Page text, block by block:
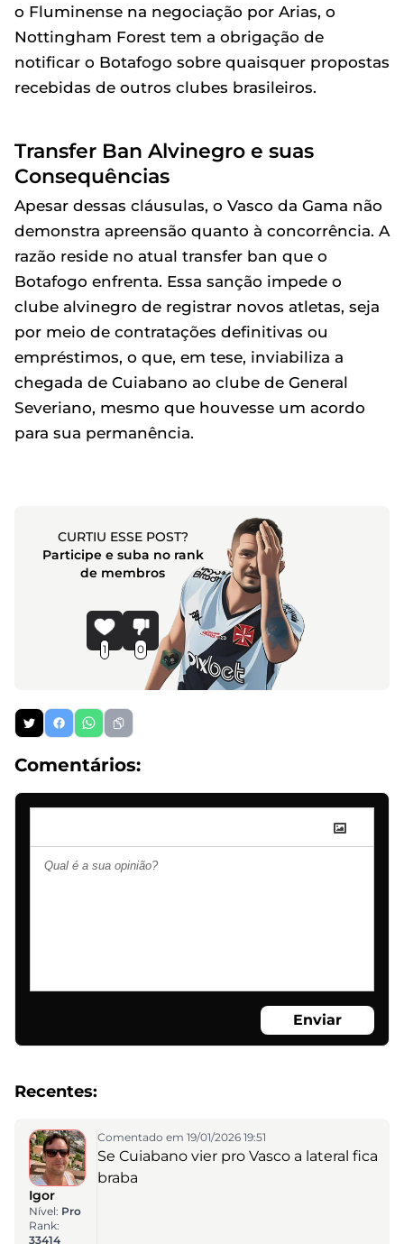
o Fluminense na negociação por Arias, o
Nottingham Forest tem a obrigação de
notificar o Botafogo sobre quaisquer propostas
recebidas de outros clubes brasileiros.
Transfer Ban Alvinegro e suas
Consequências
Apesar dessas cláusulas, o Vasco da Gama não
demonstra apreensão quanto à concorrência. A
razão reside no atual transfer ban que o
Botafogo enfrenta. Essa sanção impede o
clube alvinegro de registrar novos atletas, seja
por meio de contratações definitivas ou
empréstimos, o que, em tese, inviabiliza a
chegada de Cuiabano ao clube de General
Severiano, mesmo que houvesse um acordo
para sua permanência.
CURTIU ESSE POST?
Participe e suba no rank
de membros
1 0
Comentários:
Enviar
Recentes:
Igor
Nível: Pro
Rank:
33414
Comentado em 19/01/2026 19:51
Se Cuiabano vier pro Vasco a lateral fica
braba